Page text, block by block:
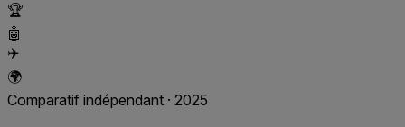
🏆
🤖
✈️
🌍
Comparatif indépendant · 2025